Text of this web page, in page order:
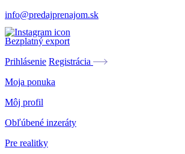
info@predajprenajom.sk
Bezplatný export
Prihlásenie Registrácia
Moja ponuka
Môj profil
Obľúbené inzeráty
Pre realitky